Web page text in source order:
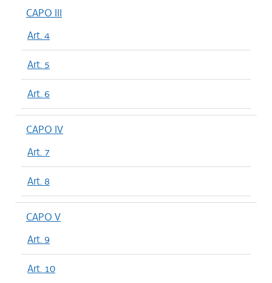
CAPO III
Art. 4
Art. 5
Art. 6
CAPO IV
Art. 7
Art. 8
CAPO V
Art. 9
Art. 10